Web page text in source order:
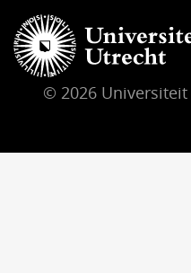
© 2026 Universiteit